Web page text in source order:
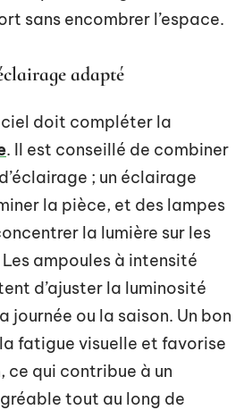
sans encombrer l’espace.
adapté
doit compléter la
. Il est conseillé de combiner
; un éclairage
la pièce, et des lampes
la lumière sur les
ampoules à intensité
d’ajuster la luminosité
journée ou la saison. Un bon
fatigue visuelle et favorise
qui contribue à un
tout au long de